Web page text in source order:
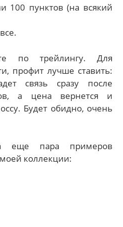
100 пунктов (на всякий
по трейлингу. Для
профит лучше ставить:
связь сразу после
а цена вернется и
Будет обидно, очень
еще пара примеров
коллекции: